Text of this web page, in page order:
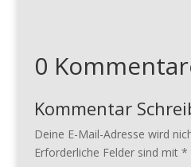
0
Kommentar
Deine E-Mail-Adresse wird
Erforderliche Felder sind mit *